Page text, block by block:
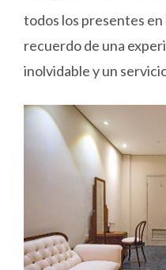
todos los presentes
recuerdo de una
inolvidable y un